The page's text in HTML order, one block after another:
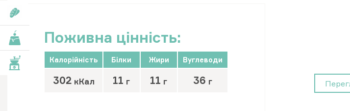
Поживна цінність:
Калорійність
302 кКал
Білки
11 г
Жири
11 г
Вуглеводи
36 г